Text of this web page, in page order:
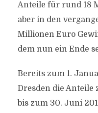
Anteile für rund 18
aber in den
Millionen Euro
dem nun ein Ende
Bereits zum 1.
Dresden die
bis zum 30. Juni